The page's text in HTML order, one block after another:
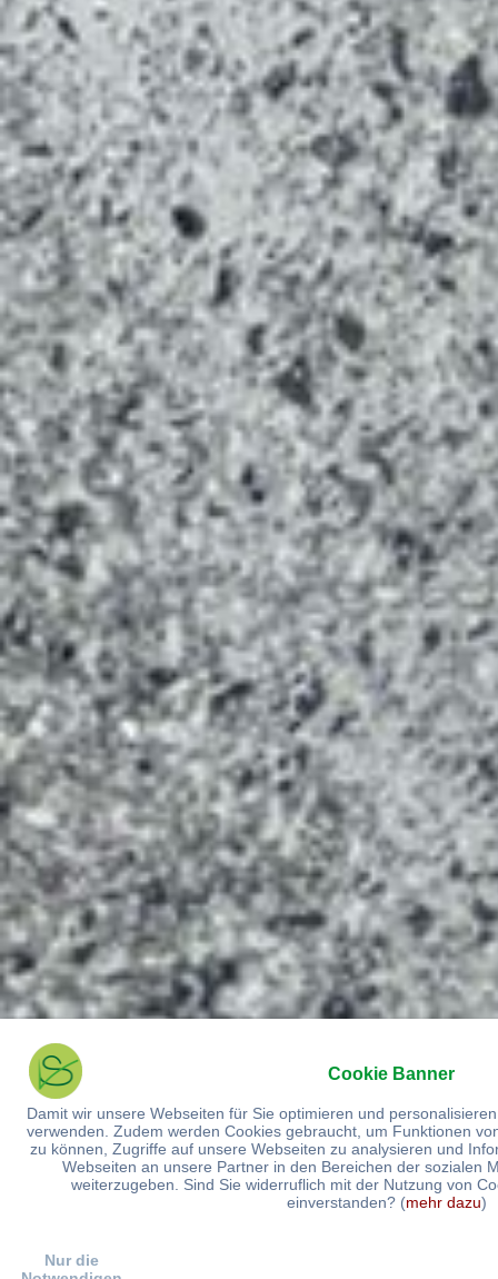
Cookie Banner
Damit wir unsere Webseiten für Sie optimieren und
verwenden. Zudem werden Cookies gebraucht, um Funktionen
zu können, Zugriffe auf unsere Webseiten zu analysieren und
Webseiten an unsere Partner in den Bereichen der sozialen
weiterzugeben. Sind Sie widerruflich mit der Nutzung von
einverstanden? (mehr dazu)
Nur die